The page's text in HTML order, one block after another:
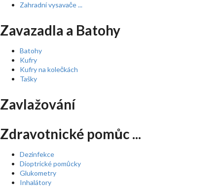
Zahradní vysavače ...
Zavazadla a Batohy
Batohy
Kufry
Kufry na kolečkách
Tašky
Zavlažování
Zdravotnické pomůc ...
Dezinfekce
Dioptrické pomůcky
Glukometry
Inhalátory